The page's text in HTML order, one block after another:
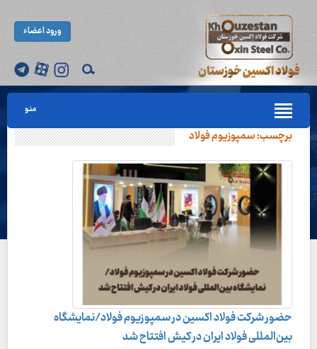
ورود اعضاء
منو
برچسب:سمپوزیوم فولاد
حضور شرکت فولاد اکسین در سمپوزیوم فولاد/نمایشگاه
بین‌المللی فولاد ایران در کیش افتتاح شد